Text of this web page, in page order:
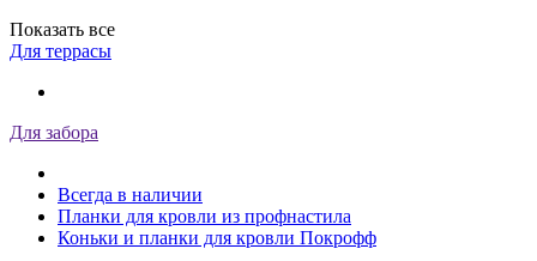
Показать все
Для террасы
Для забора
Всегда в наличии
Планки для кровли из профнастила
Коньки и планки для кровли Покрофф